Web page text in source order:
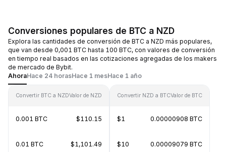
Conversiones populares de BTC a NZD
Explora las cantidades de conversión de BTC a NZD más populares,
que van desde 0,001 BTC hasta 100 BTC, con valores de conversión
en tiempo real basados en las cotizaciones agregadas de los makers
de mercado de Bybit.
AhoraHace 24 horasHace 1 mesHace 1 año
Convertir BTC a NZDValor de NZD
0.001 BTC $110.15
0.01 BTC $1,101.49
Convertir NZD a BTCValor de BTC
$1 0.00000908 BTC
$10 0.00009079 BTC